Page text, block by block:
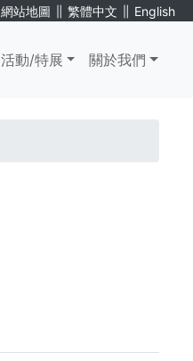
網站地圖 ∥ 繁體中文 ∥ English
活動/特展 關於我們